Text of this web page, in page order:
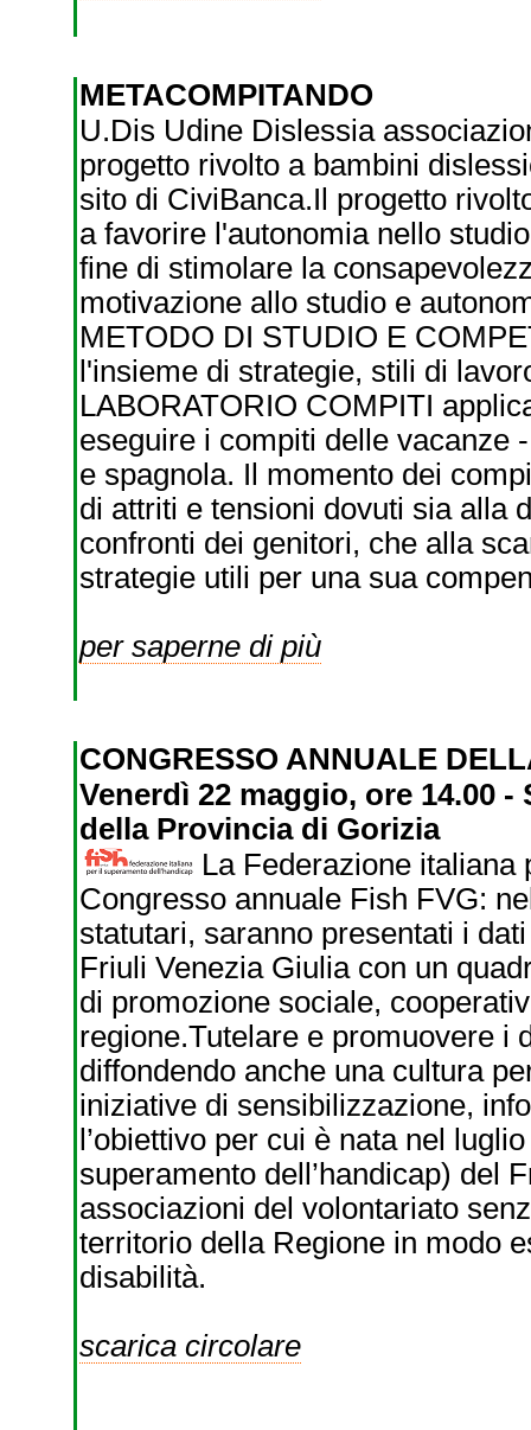
METACOMPITANDO
U.Dis Udine Dislessia
progetto rivolto a bambini
sito di CiviBanca.Il progetto
a favorire l'autonomia nello
fine di stimolare la
motivazione allo studio e
METODO DI STUDIO E
l'insieme di strategie, stili di
LABORATORIO COMPITI
eseguire i compiti delle vacanze
e spagnola. Il momento dei
di attriti e tensioni dovuti sia alla
confronti dei genitori, che alla
strategie utili per una sua
per saperne di più
CONGRESSO ANNUALE
Venerdì 22 maggio, ore 14.00
della Provincia di Gorizia
La Federazione
Congresso annuale Fish FVG:
statutari, saranno presentati i
Friuli Venezia Giulia con un
di promozione sociale,
regione.Tutelare e promuovere i
diffondendo anche una cultura
iniziative di sensibilizzazione,
l’obiettivo per cui è nata nel
superamento dell’handicap) del
associazioni del volontariato
territorio della Regione in modo
disabilità.
scarica circolare